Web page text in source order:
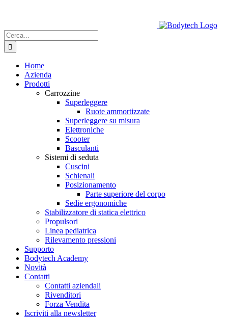
Cerca
per:
Home
Azienda
Prodotti
Carrozzine
Superleggere
Ruote ammortizzate
Superleggere su misura
Elettroniche
Scooter
Basculanti
Sistemi di seduta
Cuscini
Schienali
Posizionamento
Parte superiore del corpo
Sedie ergonomiche
Stabilizzatore di statica elettrico
Propulsori
Linea pediatrica
Rilevamento pressioni
Supporto
Bodytech Academy
Novità
Contatti
Contatti aziendali
Rivenditori
Forza Vendita
Iscriviti alla newsletter